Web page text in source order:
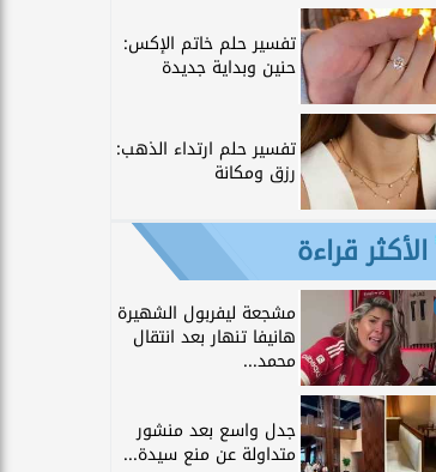
تفسير حلم خاتم الإكس:
حنين وبداية جديدة
تفسير حلم ارتداء الذهب:
رزق ومكانة
الأكثر قراءة
مشجعة ليفربول الشهيرة
هانيفا تنهار بعد انتقال
محمد...
جدل واسع بعد منشور
متداولة عن منع سيدة...